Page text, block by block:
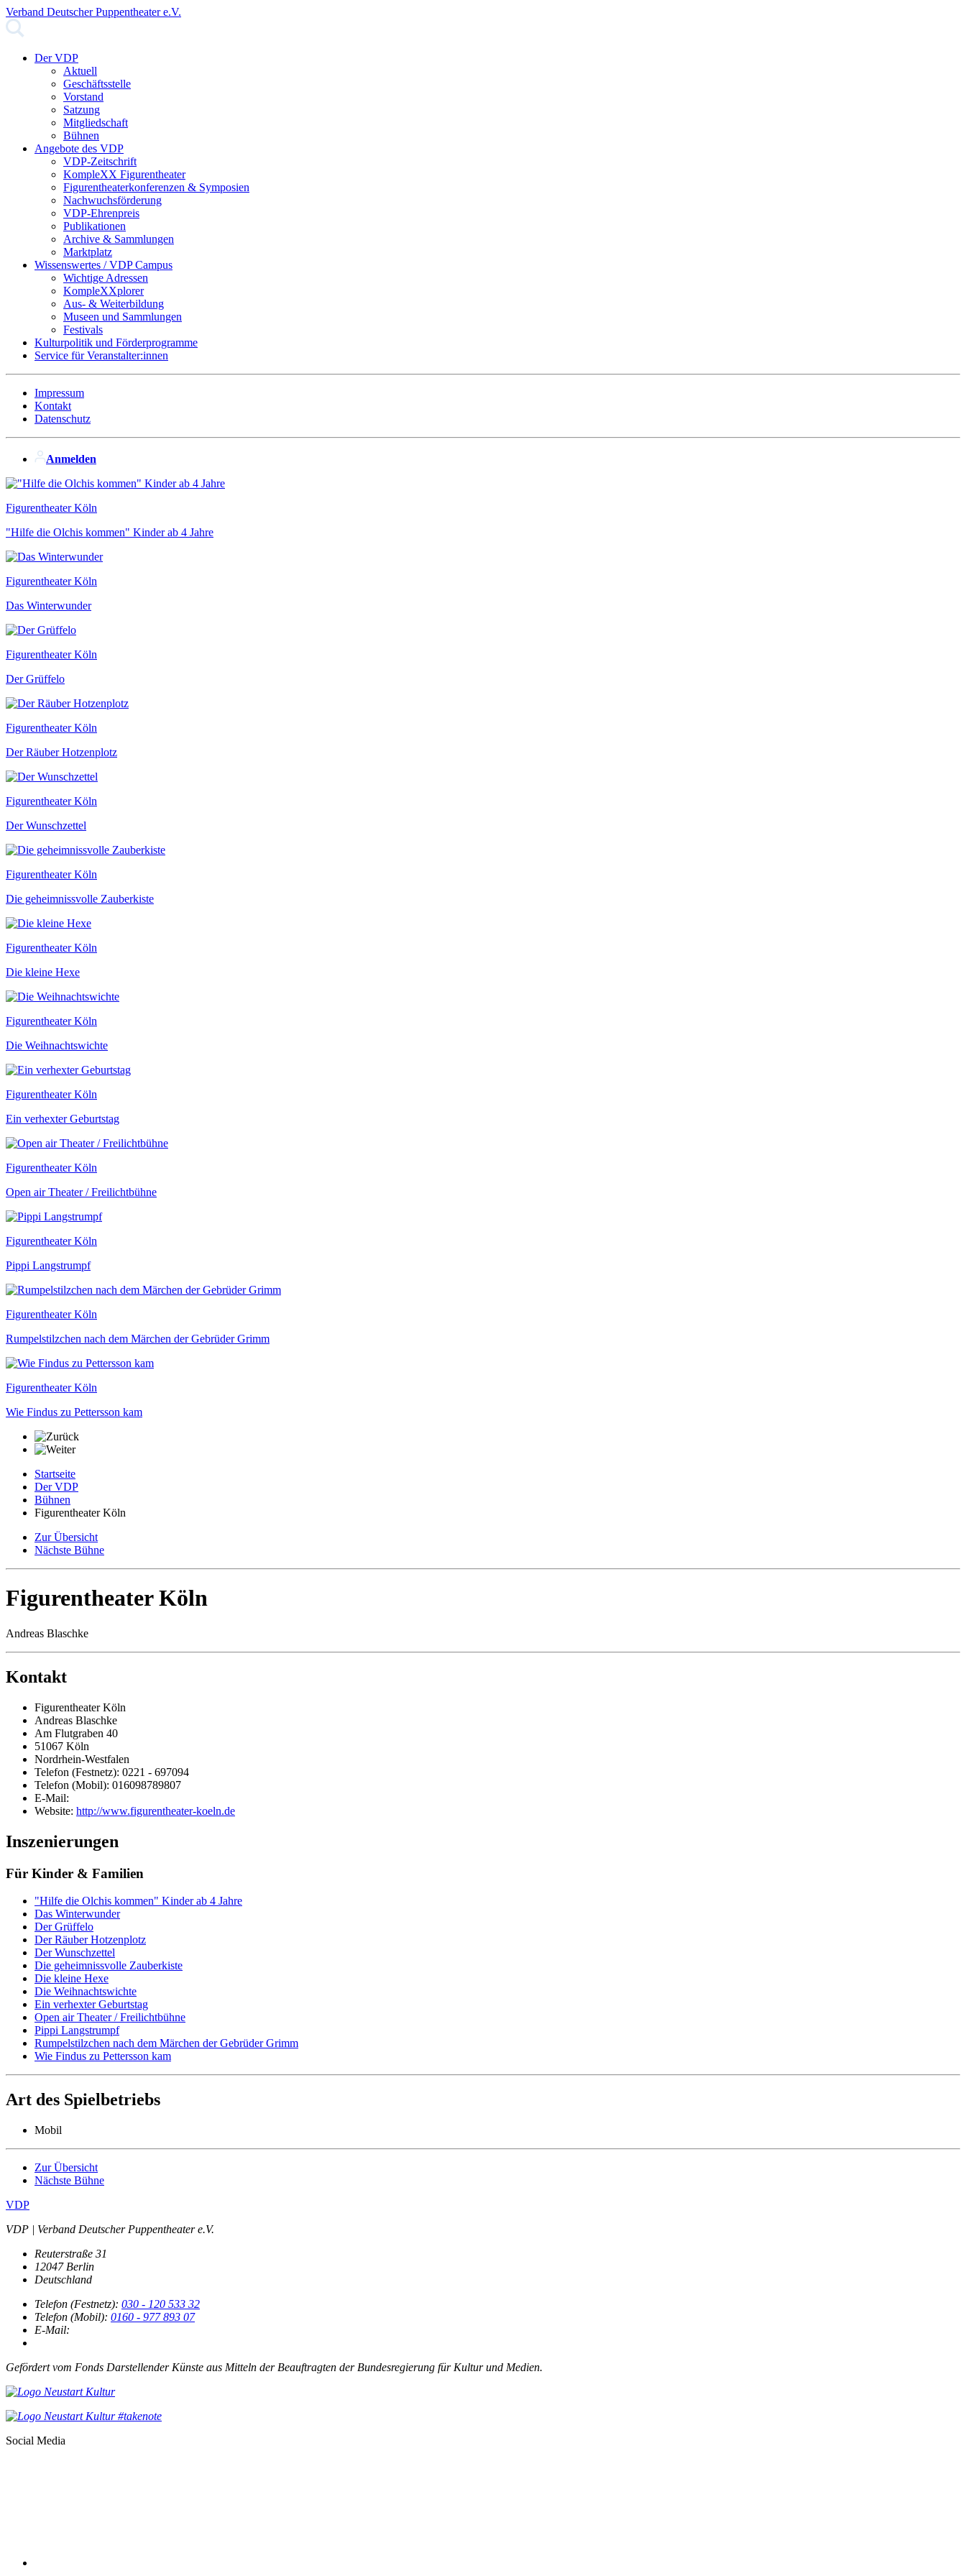
Verband Deutscher Puppentheater e.V.
Der VDP
Aktuell
Geschäftsstelle
Vorstand
Satzung
Mitgliedschaft
Bühnen
Angebote des VDP
VDP-Zeitschrift
KompleXX Figurentheater
Figurentheaterkonferenzen & Symposien
Nachwuchsförderung
VDP-Ehrenpreis
Publikationen
Archive & Sammlungen
Marktplatz
Wissenswertes / VDP Campus
Wichtige Adressen
KompleXXplorer
Aus- & Weiterbildung
Museen und Sammlungen
Festivals
Kulturpolitik und Förderprogramme
Service für Veranstalter:innen
Impressum
Kontakt
Datenschutz
Anmelden
Figurentheater Köln
"Hilfe die Olchis kommen" Kinder ab 4 Jahre
Figurentheater Köln
Das Winterwunder
Figurentheater Köln
Der Grüffelo
Figurentheater Köln
Der Räuber Hotzenplotz
Figurentheater Köln
Der Wunschzettel
Figurentheater Köln
Die geheimnissvolle Zauberkiste
Figurentheater Köln
Die kleine Hexe
Figurentheater Köln
Die Weihnachtswichte
Figurentheater Köln
Ein verhexter Geburtstag
Figurentheater Köln
Open air Theater / Freilichtbühne
Figurentheater Köln
Pippi Langstrumpf
Figurentheater Köln
Rumpelstilzchen nach dem Märchen der Gebrüder Grimm
Figurentheater Köln
Wie Findus zu Pettersson kam
Startseite
Der VDP
Bühnen
Figurentheater Köln
Zur Übersicht
Nächste Bühne
Figurentheater Köln
Andreas Blaschke
Kontakt
Figurentheater Köln
Andreas Blaschke
Am Flutgraben 40
51067 Köln
Nordrhein-Westfalen
Telefon (Festnetz): 0221 - 697094
Telefon (Mobil): 016098789807
E-Mail:
Website: http://www.figurentheater-koeln.de
Inszenierungen
Für Kinder & Familien
"Hilfe die Olchis kommen" Kinder ab 4 Jahre
Das Winterwunder
Der Grüffelo
Der Räuber Hotzenplotz
Der Wunschzettel
Die geheimnissvolle Zauberkiste
Die kleine Hexe
Die Weihnachtswichte
Ein verhexter Geburtstag
Open air Theater / Freilichtbühne
Pippi Langstrumpf
Rumpelstilzchen nach dem Märchen der Gebrüder Grimm
Wie Findus zu Pettersson kam
Art des Spielbetriebs
Mobil
Zur Übersicht
Nächste Bühne
VDP
VDP | Verband Deutscher Puppentheater e.V.
Reuterstraße 31
12047 Berlin
Deutschland
Telefon (Festnetz): 030 - 120 533 32
Telefon (Mobil): 0160 - 977 893 07
E-Mail:
Gefördert vom Fonds Darstellender Künste aus Mitteln der Beauftragten der Bundesregierung für Kultur und Medien.
Social Media